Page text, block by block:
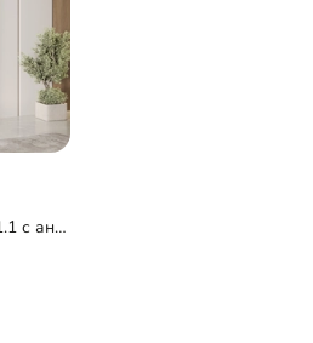
Распашной шкаф Дарио-1.1 с антресолью